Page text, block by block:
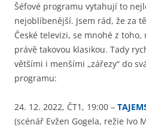
Šéfové programu vytahují to
nejoblíbenější. Jsem rád, že za
České televizi, se mnohé z
právě takovou klasikou. Tady
většími i menšími „zářezy“ do
programu:
24. 12. 2022, ČT1, 19:00 –
(scénář Evžen Gogela, režie Ivo